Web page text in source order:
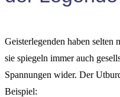
Geisterlegenden haben selten
sie spiegeln immer auch
Spannungen wider. Der
Beispiel: